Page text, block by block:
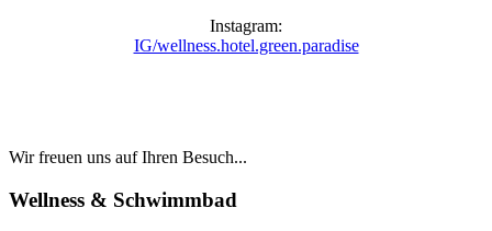
Instagram:
IG/wellness.hotel.green.paradise
Wir freuen uns auf Ihren Besuch...
Wellness & Schwimmbad